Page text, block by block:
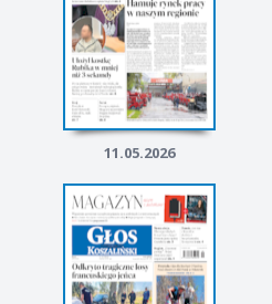
11.05.2026